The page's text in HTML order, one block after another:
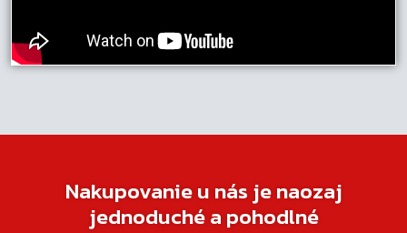
Nakupovanie u nás je naozaj
jednoduché a pohodlné